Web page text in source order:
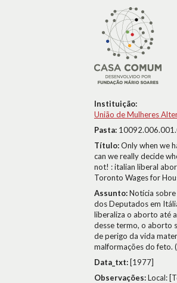
Instituição:
União de Mulheres
Pasta:
Título:Only when we
can we really decide
not! : italian liberal
Toronto Wages for
Assunto:Notícia sobre
dos Deputados em
liberaliza o aborto até
desse termo, o aborto
de perigo da vida
malformações do feto.
Data_txt: [1977]
Observações:Local: